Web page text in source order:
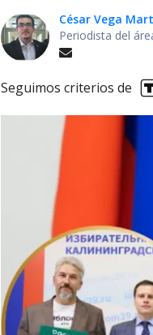
César Vega
Periodista del
Seguimos criterios de